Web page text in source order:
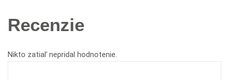
Recenzie
Nikto zatiaľ nepridal hodnotenie.